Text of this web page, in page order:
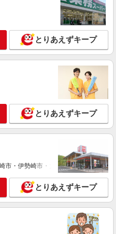
とりあえずキープ
とりあえずキープ
市・伊勢崎市・太田市・館林市・藤
とりあえずキープ